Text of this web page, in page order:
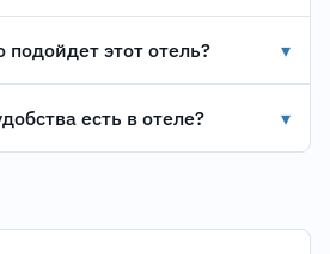
подойдет этот отель? ▾
есть в отеле? ▾